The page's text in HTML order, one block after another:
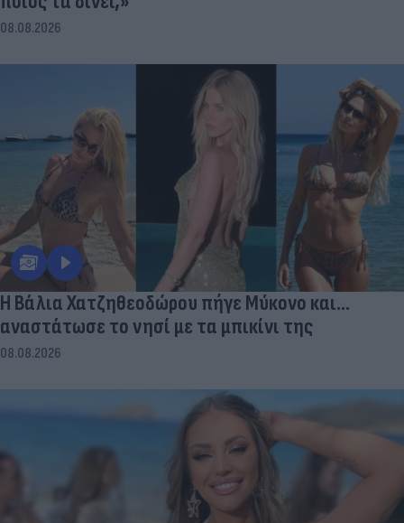
08.08.2026
Η Βάλια Χατζηθεοδώρου πήγε Μύκονο και...
αναστάτωσε το νησί με τα μπικίνι της
08.08.2026